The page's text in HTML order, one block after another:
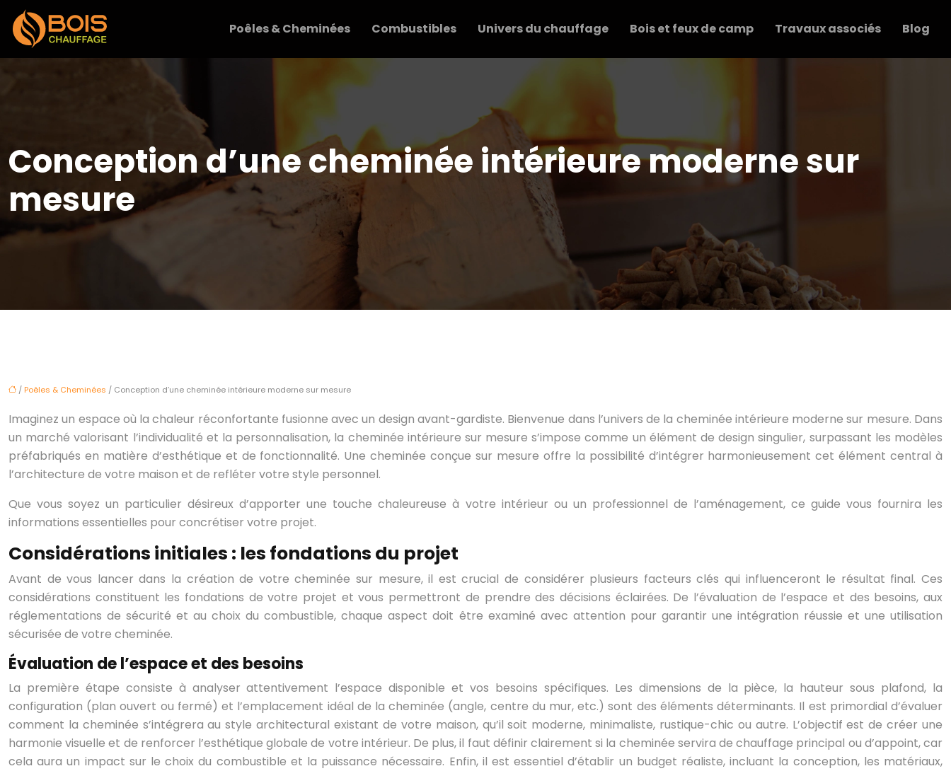
Poêles & Cheminées Combustibles Univers du chauffage Bois et feux de camp Travaux associés Blog
Conception d’une cheminée intérieure moderne sur
mesure
/ Poêles & Cheminées / Conception d’une cheminée intérieure moderne sur mesure
Imaginez un espace où la chaleur réconfortante fusionne avec un design avant-gardiste. Bienvenue dans l’univers de la cheminée intérieure moderne sur mesure. Dans
un marché valorisant l’individualité et la personnalisation, la cheminée intérieure sur mesure s’impose comme un élément de design singulier, surpassant les modèles
préfabriqués en matière d’esthétique et de fonctionnalité. Une cheminée conçue sur mesure offre la possibilité d’intégrer harmonieusement cet élément central à
l’architecture de votre maison et de refléter votre style personnel.
Que vous soyez un particulier désireux d’apporter une touche chaleureuse à votre intérieur ou un professionnel de l’aménagement, ce guide vous fournira les
informations essentielles pour concrétiser votre projet.
Considérations initiales : les fondations du projet
Avant de vous lancer dans la création de votre cheminée sur mesure, il est crucial de considérer plusieurs facteurs clés qui influenceront le résultat final. Ces
considérations constituent les fondations de votre projet et vous permettront de prendre des décisions éclairées. De l’évaluation de l’espace et des besoins, aux
réglementations de sécurité et au choix du combustible, chaque aspect doit être examiné avec attention pour garantir une intégration réussie et une utilisation
sécurisée de votre cheminée.
Évaluation de l’espace et des besoins
La première étape consiste à analyser attentivement l’espace disponible et vos besoins spécifiques. Les dimensions de la pièce, la hauteur sous plafond, la
configuration (plan ouvert ou fermé) et l’emplacement idéal de la cheminée (angle, centre du mur, etc.) sont des éléments déterminants. Il est primordial d’évaluer
comment la cheminée s’intégrera au style architectural existant de votre maison, qu’il soit moderne, minimaliste, rustique-chic ou autre. L’objectif est de créer une
harmonie visuelle et de renforcer l’esthétique globale de votre intérieur. De plus, il faut définir clairement si la cheminée servira de chauffage principal ou d’appoint, car
cela aura un impact sur le choix du combustible et la puissance nécessaire. Enfin, il est essentiel d’établir un budget réaliste, incluant la conception, les matériaux,